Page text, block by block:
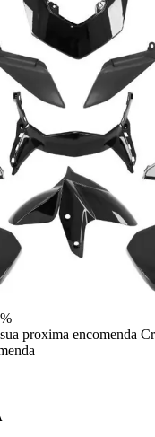
proxima encomenda